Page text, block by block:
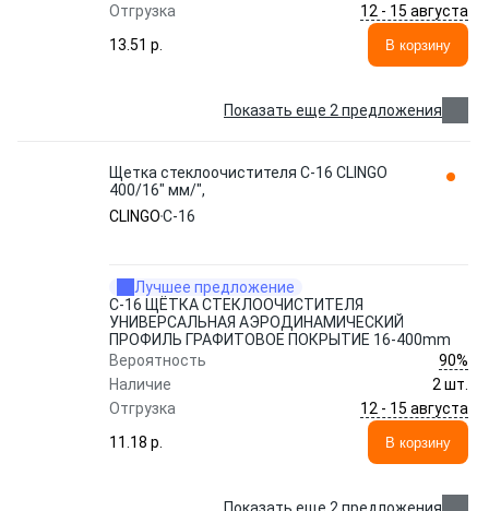
Отгрузка
12 - 15 августа
13.51 p.
В корзину
Показать еще 2 предложения
Щетка стеклоочистителя C-16 CLINGO
400/16" мм/",
CLINGOC-16
Лучшее предложение
C-16 ЩЁТКА СТЕКЛООЧИСТИТЕЛЯ
УНИВЕРСАЛЬНАЯ АЭРОДИНАМИЧЕСКИЙ
ПРОФИЛЬ ГРАФИТОВОЕ ПОКРЫТИЕ 16-400mm
Вероятность
90%
Наличие
2 шт.
Отгрузка
12 - 15 августа
11.18 p.
В корзину